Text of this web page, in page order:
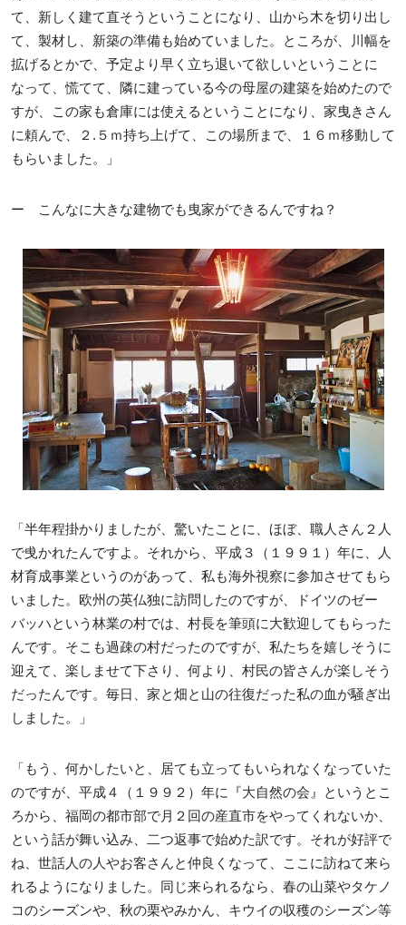
て、新しく建て直そうということになり、山から木を切り出し
て、製材し、新築の準備も始めていました。ところが、川幅を
拡げるとかで、予定より早く立ち退いて欲しいということに
なって、慌てて、隣に建っている今の母屋の建築を始めたので
すが、この家も倉庫には使えるということになり、家曳きさん
に頼んで、２.５ｍ持ち上げて、この場所まで、１６ｍ移動して
もらいました。」
ー こんなに大きな建物でも曳家ができるんですね？
「半年程掛かりましたが、驚いたことに、ほぼ、職人さん２人
で曵かれたんですよ。それから、平成３（１９９１）年に、人
材育成事業というのがあって、私も海外視察に参加させてもら
いました。欧州の英仏独に訪問したのですが、ドイツのゼー
バッハという林業の村では、村長を筆頭に大歓迎してもらった
んです。そこも過疎の村だったのですが、私たちを嬉しそうに
迎えて、楽しませて下さり、何より、村民の皆さんが楽しそう
だったんです。毎日、家と畑と山の往復だった私の血が騒ぎ出
しました。」
「もう、何かしたいと、居ても立ってもいられなくなっていた
のですが、平成４（１９９２）年に『大自然の会』というとこ
ろから、福岡の都市部で月２回の産直市をやってくれないか、
という話が舞い込み、二つ返事で始めた訳です。それが好評で
ね、世話人の人やお客さんと仲良くなって、ここに訪ねて来ら
れるようになりました。同じ来られるなら、春の山菜やタケノ
コのシーズンや、秋の栗やみかん、キウイの収穫のシーズン等